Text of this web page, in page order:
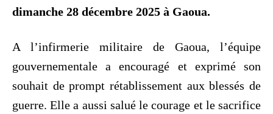
dimanche 28 décembre 2025 à Gaoua.
A l’infirmerie militaire de Gaoua, l’équipe
gouvernementale a encouragé et exprimé son
souhait de prompt rétablissement aux blessés de
guerre. Elle a aussi salué le courage et le sacrifice